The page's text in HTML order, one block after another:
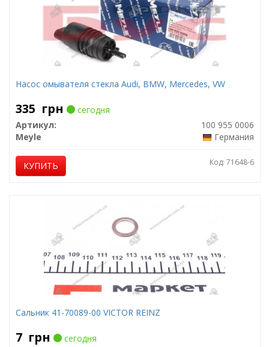
Насос омывателя стекла Audi, BMW, Mercedes, VW
335 грн
сегодня
Артикул:
100 955 0006
Meyle
Германия
КУПИТЬ Код: 71648-6
Сальник 41-70089-00 VICTOR REINZ
7 грн
сегодня